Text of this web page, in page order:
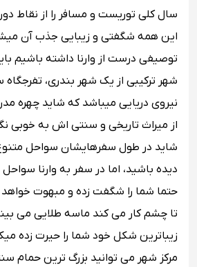
سال کلی توریست و مسافر را از نقاط
این همه شگفتی و زیبایی جذب آن
توصیفی درست از وارنا داشته باشیم
شهر ترکیبی از یک شهر بندری، تفرجگاه
نیروی دریایی میباشد که شاید چهره
از میراث تاریخی و سنتی ‌اش به خوبی
شاید در طول سفرهایشان سواحل
دیده باشید، اما در سفر به وارنا
حتما شما را شگفت ‌زده و مبهوت
تا چشم کار می‌ کند ماسه طلایی می
زیباترین شکل خود شما را حیرت زده
مرکز شهر می توانید بزرگ‌ ترین حمام